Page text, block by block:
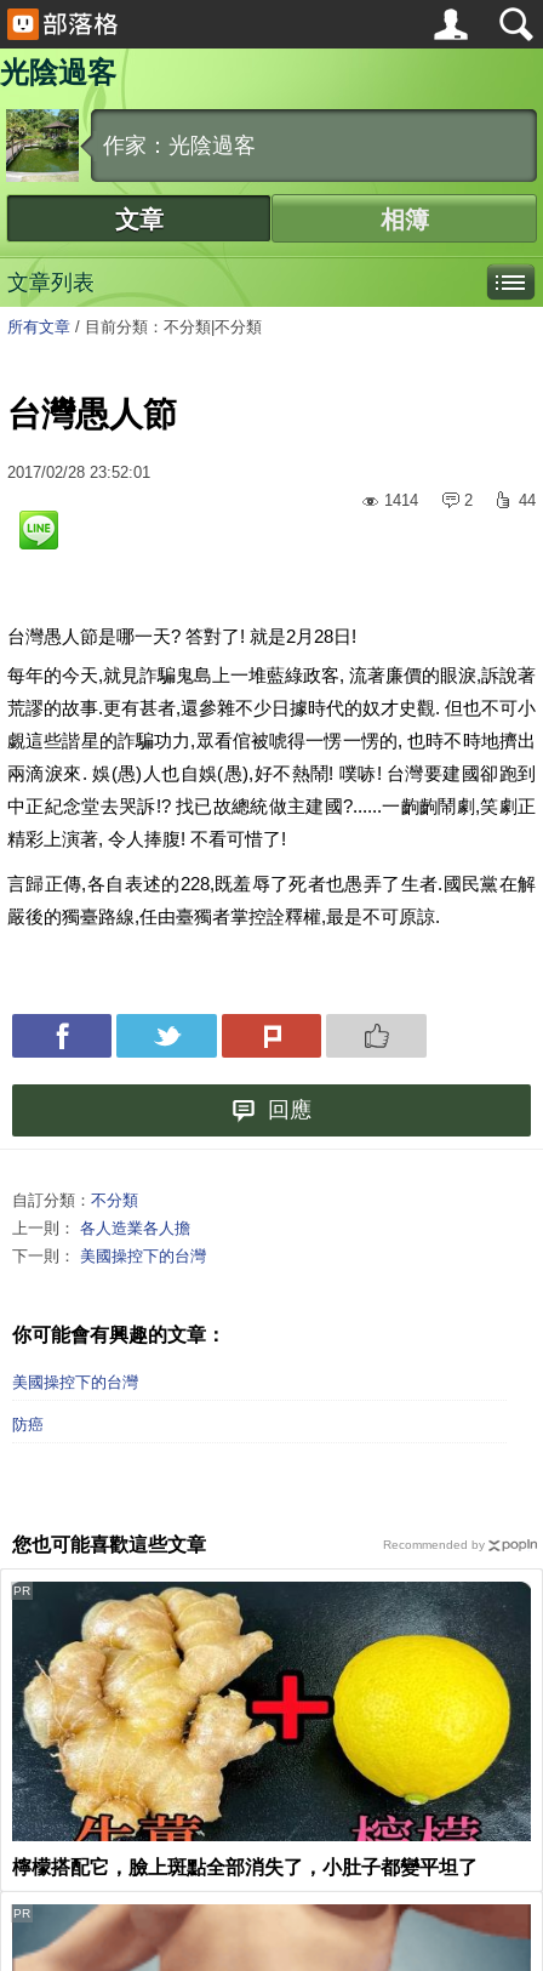
光陰過客
作家：光陰過客
文章 相簿
文章列表
所有文章 / 目前分類：不分類|不分類
台灣愚人節
2017/02/28 23:52:01
1414
2 44
台灣愚人節是哪一天? 答對了! 就是2月28日!
每年的今天,就見詐騙鬼島上一堆藍綠政客, 流著廉價的眼淚,訴說著
荒謬的故事.更有甚者,還參雜不少日據時代的奴才史觀. 但也不可小
覷這些諧星的詐騙功力,眾看倌被唬得一愣一愣的, 也時不時地擠出
兩滴淚來. 娛(愚)人也自娛(愚),好不熱鬧! 噗哧! 台灣要建國卻跑到
中正紀念堂去哭訴!? 找已故總統做主建國?......一齣齣鬧劇,笑劇正
精彩上演著, 令人捧腹! 不看可惜了!
言歸正傳,各自表述的228,既羞辱了死者也愚弄了生者.國民黨在解
嚴後的獨臺路線,任由臺獨者掌控詮釋權,最是不可原諒.
回應
自訂分類： 不分類
上一則： 各人造業各人擔
下一則： 美國操控下的台灣
你可能會有興趣的文章：
美國操控下的台灣
防癌
您也可能喜歡這些文章
檸檬搭配它，臉上斑點全部消失了，小肚子都變平坦了
PR
PR
Recommended by